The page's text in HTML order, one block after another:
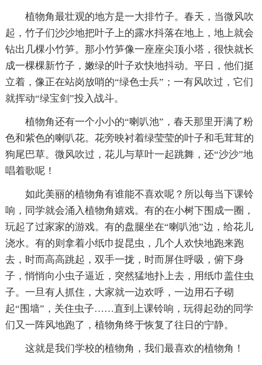
植物角最壮观的地方是一大排竹子。春天，当微风吹
起，竹子们沙沙地把叶子上的露水抖落在地上，地上就会
钻出几棵小竹笋。那小竹笋像一座座尖顶小塔，很快就长
成一棵棵新竹子，嫩绿的叶子欢快地抖动。平日，他们挺
立着，像正在站岗放哨的“绿色士兵”；一有风吹过，它们
就挥动“绿宝剑”投入战斗。
植物角还有一个小小的“喇叭池”，春天那里开满了粉
色和紫色的喇叭花。花旁映衬着绿莹莹的叶子和毛茸茸的
狗尾巴草。微风吹过，花儿与草叶一起跳舞，还“沙沙”地
唱着歌呢！
如此美丽的植物角有谁能不喜欢呢？所以每当下课铃
响，同学就会涌入植物角嬉戏。有的在小树下围成一圈，
玩起了过家家的游戏。有的盘腿坐在“喇叭池”边，给花儿
浇水。有的则拿着小纸巾捉昆虫，几个人欢快地跑来跑
去，时而高高跳起，双手一拢，时而屏住呼吸，俯下身
子，悄悄向小虫子逼近，突然猛地扑上去，用纸巾盖住虫
子。一旦有人抓住，大家就一边欢呼，一边用石子砌
起“围墙”，关住虫子……直到上课铃响，玩得起劲的同学
们又一阵风地跑了，植物角终于恢复了往日的宁静。
这就是我们学校的植物角，我们最喜欢的植物角！